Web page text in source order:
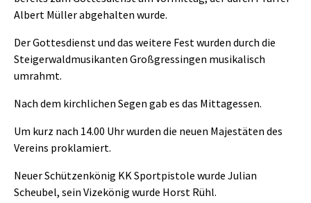
Albert Müller abgehalten wurde.
Der Gottesdienst und das weitere Fest wurden durch die
Steigerwaldmusikanten Großgressingen musikalisch
umrahmt.
Nach dem kirchlichen Segen gab es das Mittagessen.
Um kurz nach 14.00 Uhr wurden die neuen Majestäten des
Vereins proklamiert.
Neuer Schützenkönig KK Sportpistole wurde Julian
Scheubel, sein Vizekönig wurde Horst Rühl.